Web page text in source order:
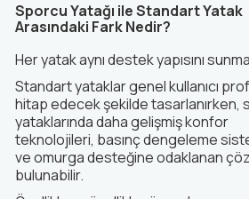
Sporcu Yatağı ile Standart Yatak
Arasındaki Fark Nedir?
Her yatak aynı destek yapısını
Standart yataklar genel kullanıcı
hitap edecek şekilde tasarlanırken,
yataklarında daha gelişmiş konfor
teknolojileri, basınç dengeleme
ve omurga desteğine odaklanan
bulunabilir.